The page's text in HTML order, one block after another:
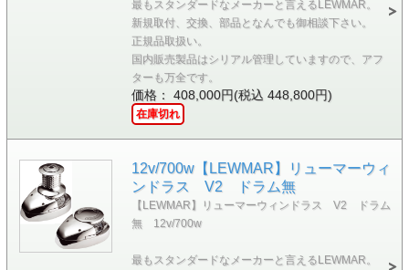
最もスタンダードなメーカーと言えるLEWMAR。
新規取付、交換、部品となんでも御相談下さい。
正規品取扱い。
国内販売製品はシリアル管理していますので、アフ
ターも万全です。
価格： 408,000円(税込 448,800円)
在庫切れ
12v/700w【LEWMAR】リューマーウィ
ンドラス V2 ドラム無
【LEWMAR】リューマーウィンドラス V2 ドラム
無 12v/700w
最もスタンダードなメーカーと言えるLEWMAR。